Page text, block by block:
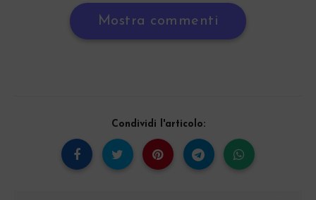
Mostra commenti
Condividi l'articolo: